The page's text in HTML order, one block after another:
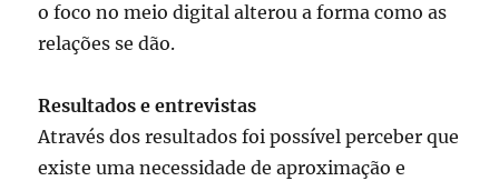
o foco no meio digital alterou a forma como as
relações se dão.
Resultados e entrevistas
Através dos resultados foi possível perceber que
existe uma necessidade de aproximação e